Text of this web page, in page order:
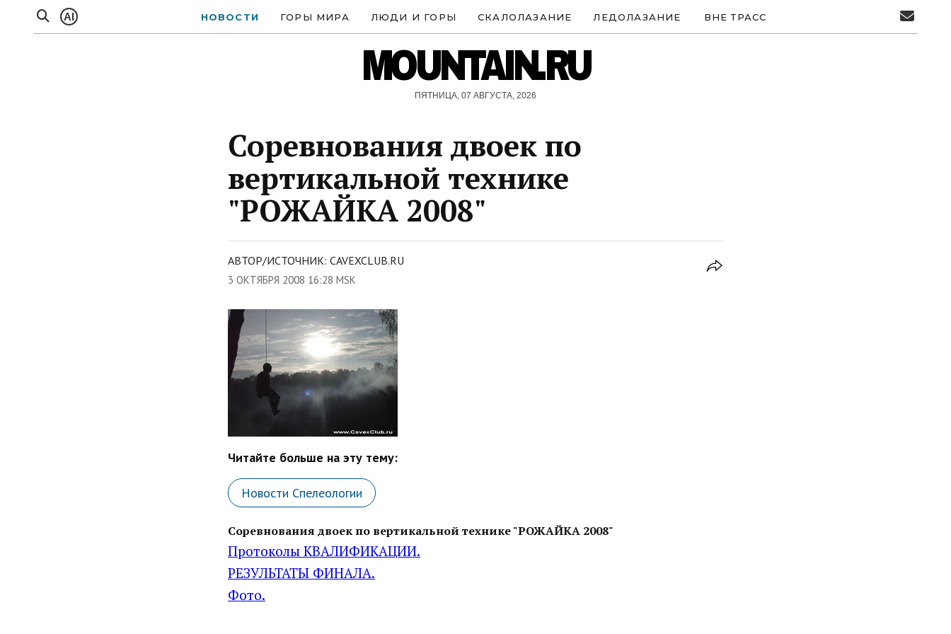
AI НОВОСТИ ГОРЫ МИРА ЛЮДИ И ГОРЫ СКАЛОЛАЗАНИЕ ЛЕДОЛАЗАНИЕ ВНЕ ТРАСС
MOUNTAIN.RU
ПЯТНИЦА, 07 АВГУСТА, 2026
Соревнования двоек по
вертикальной технике
"РОЖАЙКА 2008"
АВТОР/ИСТОЧНИК: CAVEXCLUB.RU
3 ОКТЯБРЯ 2008 16:28 MSK
Читайте больше на эту тему:
Новости Спелеологии
Соревнования двоек по вертикальной технике "РОЖАЙКА 2008"
Протоколы КВАЛИФИКАЦИИ.
РЕЗУЛЬТАТЫ ФИНАЛА.
Фото.